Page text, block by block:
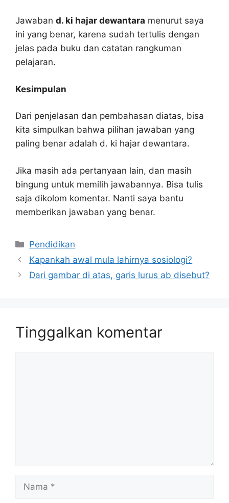
Jawaban d. ki hajar dewantara menurut saya
ini yang benar, karena sudah tertulis dengan
jelas pada buku dan catatan rangkuman
pelajaran.
Kesimpulan
Dari penjelasan dan pembahasan diatas, bisa
kita simpulkan bahwa pilihan jawaban yang
paling benar adalah d. ki hajar dewantara.
Jika masih ada pertanyaan lain, dan masih
bingung untuk memilih jawabannya. Bisa tulis
saja dikolom komentar. Nanti saya bantu
memberikan jawaban yang benar.
Kategori
Pendidikan
Kapankah awal mula lahirnya sosiologi?
Dari gambar di atas, garis lurus ab disebut?
Tinggalkan komentar